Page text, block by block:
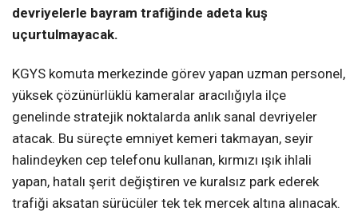
devriyelerle bayram trafiğinde adeta kuş
uçurtulmayacak.
KGYS komuta merkezinde görev yapan uzman personel,
yüksek çözünürlüklü kameralar aracılığıyla ilçe
genelinde stratejik noktalarda anlık sanal devriyeler
atacak. Bu süreçte emniyet kemeri takmayan, seyir
halindeyken cep telefonu kullanan, kırmızı ışık ihlali
yapan, hatalı şerit değiştiren ve kuralsız park ederek
trafiği aksatan sürücüler tek tek mercek altına alınacak.